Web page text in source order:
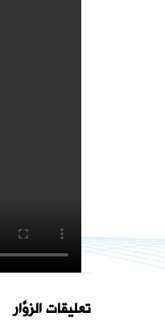
تعليقات الزوَّار